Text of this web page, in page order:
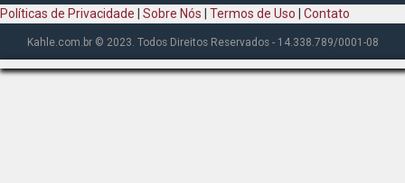
Políticas de Privacidade Sobre Nós Termos de Uso Contato
Kahle.com.br © 2023. Todos Direitos Reservados - 14.338.789/0001-08